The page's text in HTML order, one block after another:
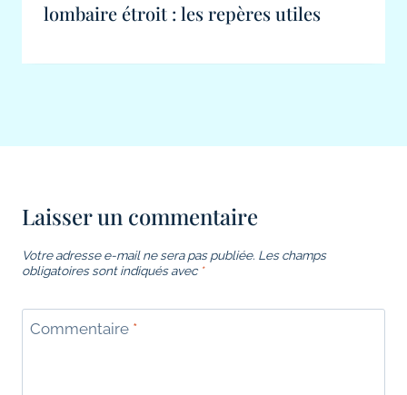
lombaire étroit : les repères utiles
Laisser un commentaire
Votre adresse e-mail ne sera pas publiée. Les champs
obligatoires sont indiqués avec *
Commentaire *